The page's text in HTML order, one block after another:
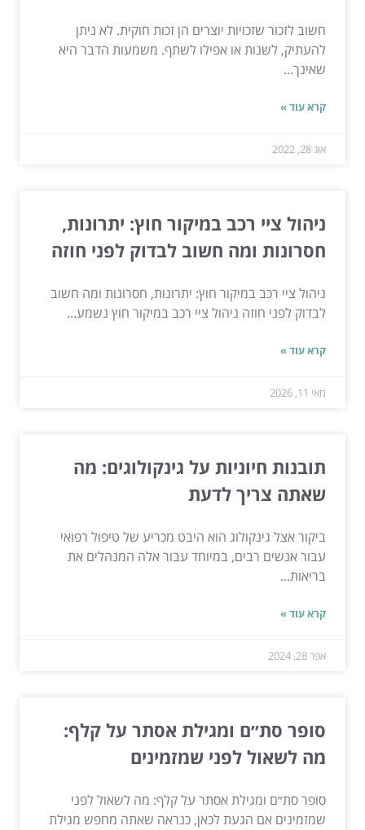
חשוב לזכור שזכויות יוצרים הן זכות חוקית. לא ניתן
להעתיק, לשנות או אפילו לשתף. משמעות הדבר היא
שאינך...
קרא עוד »
אוג 28, 2022
ניהול ציי רכב במיקור חוץ: יתרונות,
חסרונות ומה חשוב לבדוק לפני חוזה
ניהול ציי רכב במיקור חוץ: יתרונות, חסרונות ומה חשוב
לבדוק לפני חוזה ניהול ציי רכב במיקור חוץ נשמע...
קרא עוד »
מאי 11, 2026
תובנות חיוניות על גינקולוגים: מה
שאתה צריך לדעת
ביקור אצל גינקולוג הוא היבט מכריע של טיפול רפואי
עבור אנשים רבים, במיוחד עבור אלה המנהלים את
בריאות...
קרא עוד »
אפר 28, 2024
סופר סת״ם ומגילת אסתר על קלף:
מה לשאול לפני שמזמינים
סופר סת״ם ומגילת אסתר על קלף: מה לשאול לפני
שמזמינים אם הגעת לכאן, כנראה שאתה מחפש מגילת